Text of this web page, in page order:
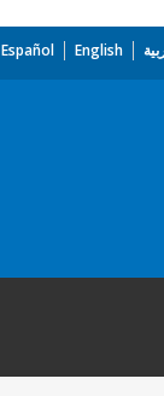
English
Español